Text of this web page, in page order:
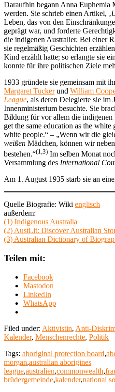
Daraufhin begann Anna Euphemia
werden. Sie schrieb einen Artikel, ‚
Leben, das von den
geprägt war, und forderte
die indigenen Australier. Bei einer
sie regelmäßig Geschichten
Kind erzählt hatte; so erlangte sie
konnte für ihre politischen Ziele
1933 gründete sie gemeinsam mit
Margaret Tuckerund William
League, als deren Delegierte sie im
Innenministerium besuchte. Sie
Bildung für vor allem die
get the same education as the
white people.“ – „Wenn wir die
weißen Mädchen, können wir
bestehen.“(1,3) Im selben Monat
Versammlung des International
Am 1. August 1935 starb sie an
Quelle Biografie: Wiki englisch
außerdem:
(1) Indigenous Australia
(2) AustLit: Discover Australian
(3) Australian Dictionary of
Teilen mit:
Facebook
Mastodon
LinkedIn
WhatsApp
Filed under: Aktivistin, Anti-
Kalender, Menschenrechte, Politik
Tags: aboriginal protection board,
morgan,australian aborigines
league,australien,commonwealth,
brüdergemeinde,kalender,national